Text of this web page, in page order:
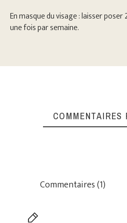
En masque du visage : laisser
une fois par semaine.
COMMENTAIRES
Commentaires (1)